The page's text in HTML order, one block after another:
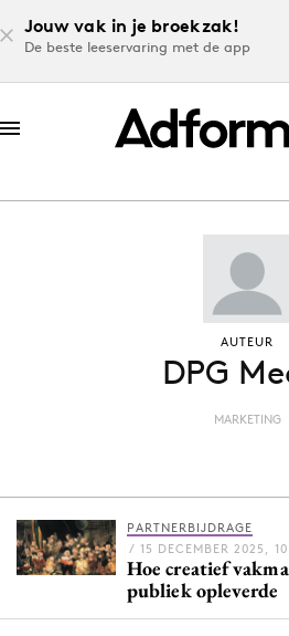
Jouw vak in je broekzak!
De beste leeservaring met de app
Download de
Volg het laatste nieuws
AUTEUR
DPG
MARKETING
PARTNERBIJDRAGE
/ 15 DECEMBER 2025,
Hoe creatief
publiek opleverde